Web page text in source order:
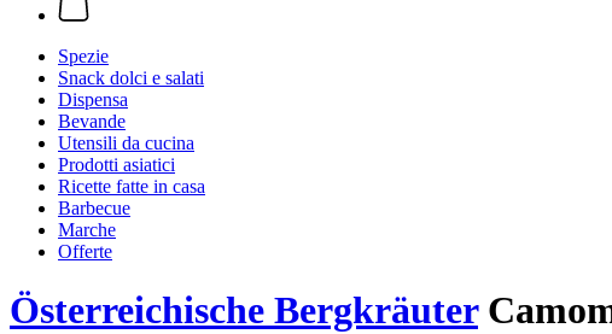
Spezie
Snack dolci e salati
Dispensa
Bevande
Utensili da cucina
Prodotti asiatici
Ricette fatte in casa
Barbecue
Marche
Offerte
Österreichische Bergkräuter